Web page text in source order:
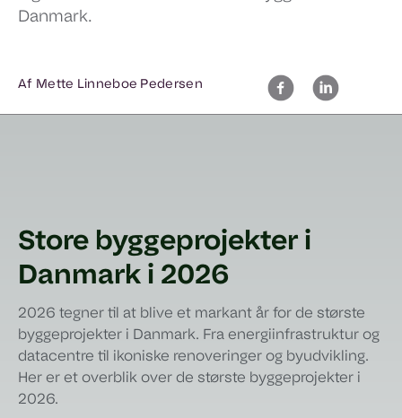
Danmark.
Af Mette Linneboe Pedersen
Store byggeprojekter i
Danmark i 2026
2026 tegner til at blive et markant år for de største
byggeprojekter i Danmark. Fra energiinfrastruktur og
datacentre til ikoniske renoveringer og byudvikling.
Her er et overblik over de største byggeprojekter i
2026.